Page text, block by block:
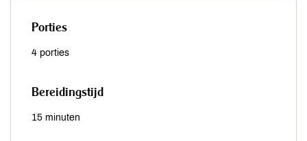
Porties
4 porties
Bereidingstijd
15 minuten